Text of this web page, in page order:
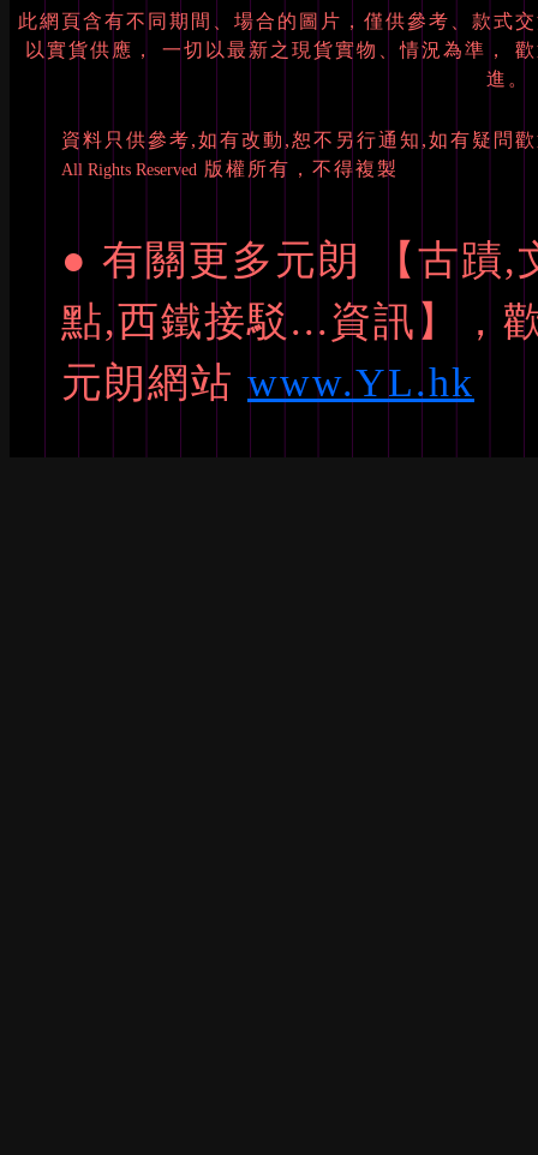
此網頁含有不同期間、場合的圖片，僅供參考、款式
以實貨供應， 一切以最新之現貨實物、情況為準，
進。
資料只供參考,如有改動,恕不另行通知,如有疑問
All Rights Reserved 版權所有，不得複製
● 有關更多元朗 【古蹟,
點,西鐵接駁...資訊】，
元朗網站 www.YL.hk